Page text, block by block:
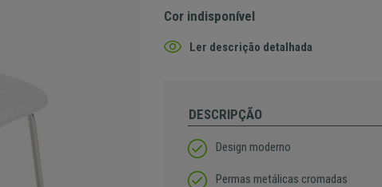
Cor indisponível
Ler descrição detalhada
DESCRIPÇÃO
Design moderno
Permas metálicas cromadas